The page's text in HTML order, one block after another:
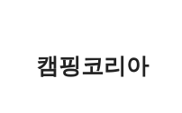
캠핑코리아